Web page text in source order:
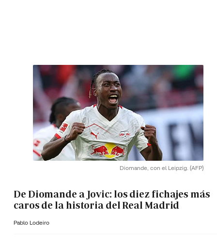
Diomande, con el Leipzig. (AFP)
De Diomande a Jovic: los diez fichajes más
caros de la historia del Real Madrid
Pablo Lodeiro